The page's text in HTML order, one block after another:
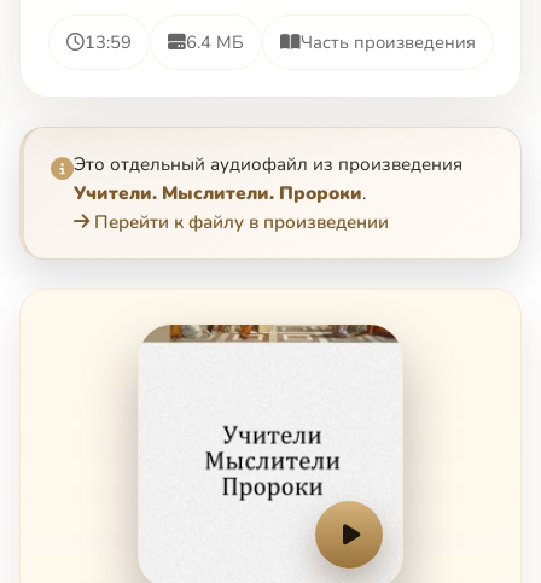
13:59 6.4 МБ Часть произведения
Это отдельный аудиофайл из произведения
Учители. Мыслители. Пророки.
Перейти к файлу в произведении